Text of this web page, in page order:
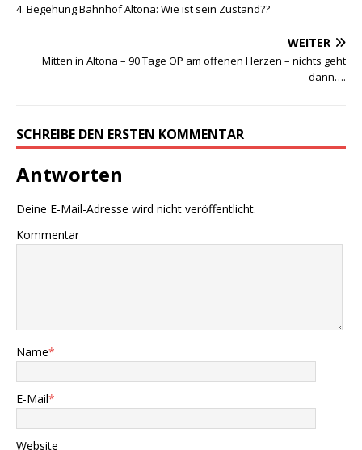
4. Begehung Bahnhof Altona: Wie ist sein Zustand??
WEITER
Mitten in Altona – 90 Tage OP am offenen Herzen – nichts geht
dann….
SCHREIBE DEN ERSTEN KOMMENTAR
Antworten
Deine E-Mail-Adresse wird nicht veröffentlicht.
Kommentar
Name*
E-Mail*
Website